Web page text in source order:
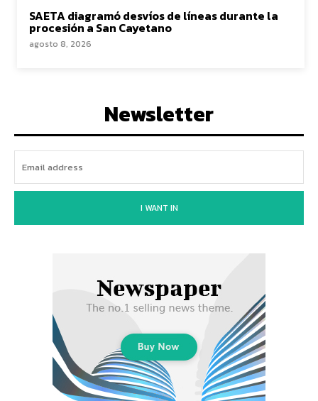
SAETA diagramó desvíos de líneas durante la
procesión a San Cayetano
agosto 8, 2026
Newsletter
I WANT IN